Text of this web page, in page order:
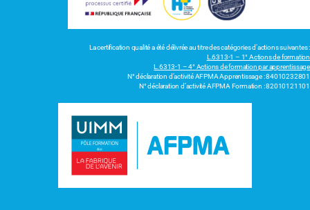
La certification qualité a été délivrée au titre des catégories d’actions suivantes :
L.6313-1 – 1° Actions de formation
L.6313-1 – 4° Actions de formation par apprentissage
N° déclaration d’activité AFPMA Apprentissage : 84010232801
N° déclaration d’activité AFPMA Formation : 82010121101